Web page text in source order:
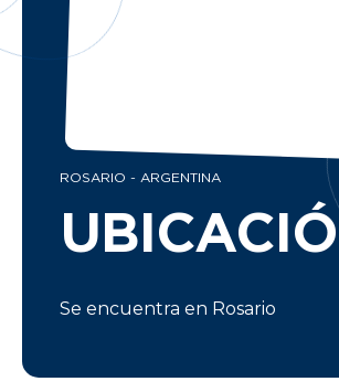
ROSARIO - ARGENTINA
Se encuentra en Rosario